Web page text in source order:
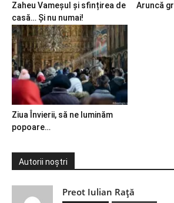
Zaheu Vameșul și sfințirea de
casă… Și nu numai!
Aruncă
Ziua Învierii, să ne luminăm
popoare…
Autorii noștri
Preot Iulian Raţă